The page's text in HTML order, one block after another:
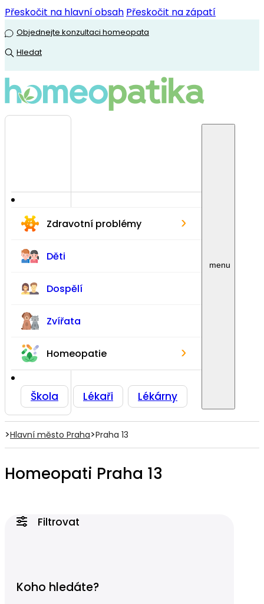
Přeskočit na hlavní obsah Přeskočit na zápatí
Objednejte konzultaci homeopata
Hledat
Zdravotní problémy ›
Děti
Dospělí
Zvířata
Homeopatie ›
Škola Lékaři Lékárny
>Hlavní město Praha>Praha 13
Homeopati Praha 13
Filtrovat
Koho hledáte?